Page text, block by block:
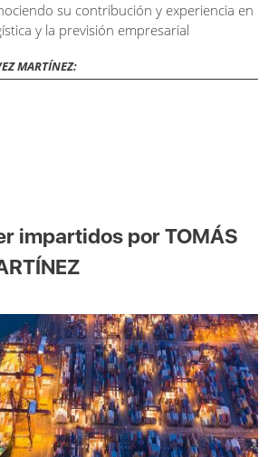
su contribución y experiencia en
y la previsión empresarial
MARTÍNEZ:
impartidos por TOMÁS